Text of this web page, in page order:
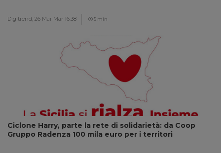
Digitrend, 26 Mar Mar 16:38 5 min
Ciclone Harry, parte la rete di solidarietà: da Coop
Gruppo Radenza 100 mila euro per i territori